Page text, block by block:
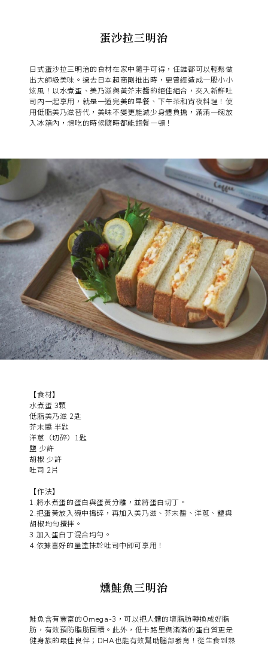
蛋沙拉三明治
日式蛋沙拉三明治的食材在家中隨手可得，任誰都可以輕鬆做
出大師級美味。過去日本超商剛推出時，更曾經造成一股小小
炫風！以水煮蛋、美乃滋與黃芥末醬的絕佳組合，夾入新鮮吐
司內一起享用，就是一道完美的早餐、下午茶和宵夜料理！使
用低脂美乃滋替代，美味不變更能減少身體負擔，滿滿一碗放
入冰箱內，想吃的時候隨時都能飽餐一頓！
【食材】
水煮蛋 3顆
低脂美乃滋 2匙
芥末醬 半匙
洋蔥（切碎）1匙
鹽 少許
胡椒 少許
吐司 2片
【作法】
1.將水煮蛋的蛋白與蛋黃分離，並將蛋白切丁。
2.把蛋黃放入碗中搗碎，再加入美乃滋、芥末醬、洋蔥、鹽與
胡椒均勻攪拌。
3.加入蛋白丁混合均勻。
4.依據喜好的量塗抹於吐司中即可享用！
燻鮭魚三明治
鮭魚含有豐富的Omega-3，可以把人體的壞脂肪轉換成好脂
肪，有效預防脂肪囤積。此外，低卡路里與滿滿的蛋白質更是
健身族的最佳良伴；DHA也能有效幫助腦部發育！從生食到熟